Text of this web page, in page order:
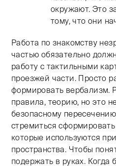
окружают. Это
тому, что они
Работа по знакомству
частью обязательно
работу с тактильными
проезжей части. Просто
формировать вербализм.
правила, теорию, но это
безопасному
стремиться
которые используются
пространства. Чтобы
подержать в руках. Когда